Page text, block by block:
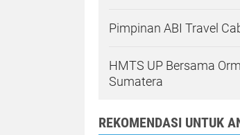
Pimpinan ABI Travel
HMTS UP Bersama
Sumatera
REKOMENDASI UNTUK